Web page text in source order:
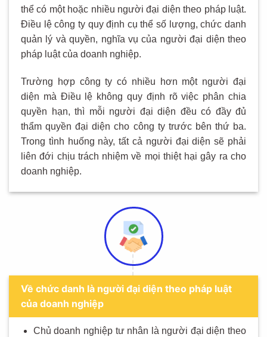
thể có một hoặc nhiều người đại diện theo pháp luật.
Điều lệ công ty quy định cụ thể số lượng, chức danh
quản lý và quyền, nghĩa vụ của người đại diện theo
pháp luật của doanh nghiệp.
Trường hợp công ty có nhiều hơn một người đại
diện mà Điều lệ không quy định rõ việc phân chia
quyền hạn, thì mỗi người đại diện đều có đầy đủ
thẩm quyền đại diện cho công ty trước bên thứ ba.
Trong tình huống này, tất cả người đại diện sẽ phải
liênđới chịu trách nhiệm về mọi thiệt hại gây ra cho
doanh nghiệp.
Về chức danh là người đại diện theo pháp luật
của doanh nghiệp
Chủ doanh nghiệp tư nhân là người đại diện theo